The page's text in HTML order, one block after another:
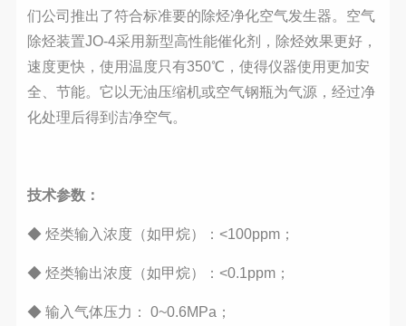
们公司推出了符合标准要的除烃净化空气发生器。空气
除烃装置JO-4采用新型高性能催化剂，除烃效果更好，
速度更快，使用温度只有350℃，使得仪器使用更加安
全、节能。它以无油压缩机或空气钢瓶为气源，经过净
化处理后得到洁净空气。
技术参数：
◆烃类输入浓度（如甲烷）：<100ppm；
◆烃类输出浓度（如甲烷）：<0.1ppm；
◆输入气体压力： 0~0.6MPa；